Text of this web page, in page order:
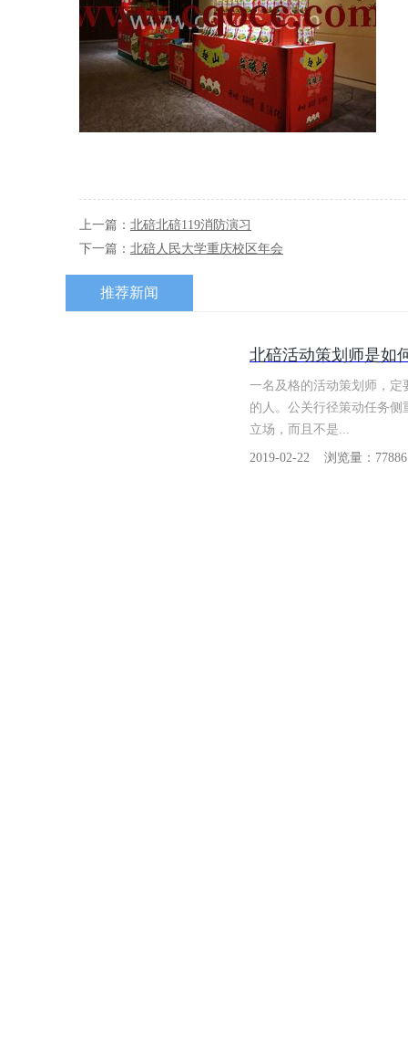
上一篇： 北碚北碚119消防演习
下一篇： 北碚人民大学重庆校区年会
推荐新闻
北碚活动策划师是如
一名及格的活动策划师，
的人。公关行径策动任务
立场，而且不是...
2019-02-22 浏览量：77886